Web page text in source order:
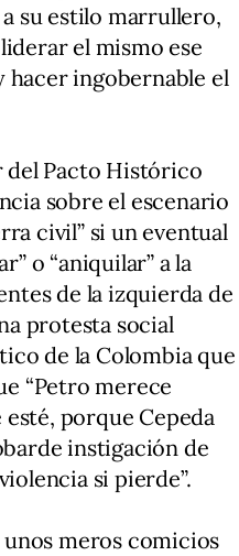
su estilo marrullero,
el mismo ese
hacer ingobernable el
del Pacto Histórico
sobre el escenario
civil” si un eventual
o “aniquilar” a la
de la izquierda de
protesta social
de la Colombia que
“Petro merece
porque Cepeda
instigación de
si pierde”.
unos meros comicios